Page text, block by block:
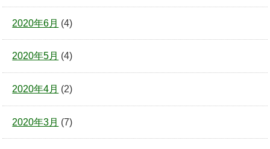
2020年6月 (4)
2020年5月 (4)
2020年4月 (2)
2020年3月 (7)